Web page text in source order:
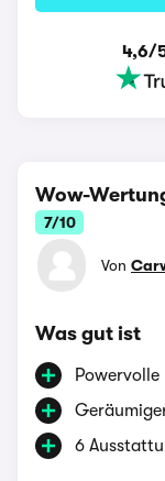
4,6/
Wow-
7/10
Von
Was gut ist
6